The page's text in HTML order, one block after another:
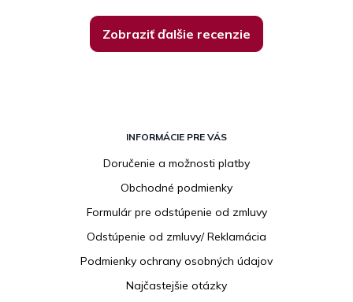
Zobraziť ďalšie recenzie
INFORMÁCIE PRE VÁS
Doručenie a možnosti platby
Obchodné podmienky
Formulár pre odstúpenie od zmluvy
Odstúpenie od zmluvy/ Reklamácia
Podmienky ochrany osobných údajov
Najčastejšie otázky